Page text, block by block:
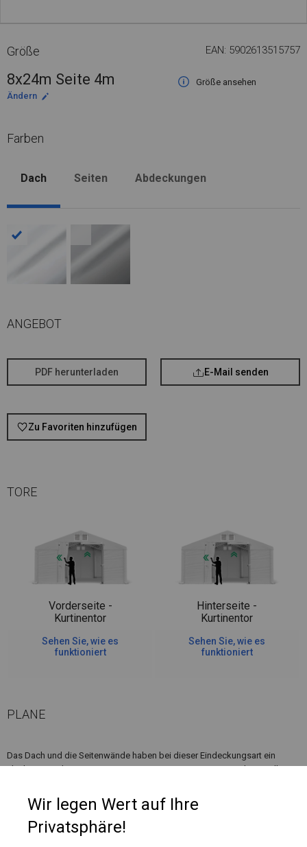
Größe EAN: 5902613515757
8x24m Seite 4m
Größe ansehen
Ändern
Farben
Dach Seiten Abdeckungen
ANGEBOT
PDF herunterladen E-Mail senden
Zu Favoriten hinzufügen
TORE
Vorderseite -
Kurtinentor
Sehen Sie, wie es
funktioniert
Hinterseite -
Kurtinentor
Sehen Sie, wie es
funktioniert
PLANE
Das Dach und die Seitenwände haben bei dieser Eindeckungsart ein
Flächengewicht von ca. 580 g/m². Es ist resistent gegen starke Windböen
Garagenzelten als auch in Langzeitlagerzelten verwendet werden.
Wir legen Wert auf Ihre
Privatsphäre!